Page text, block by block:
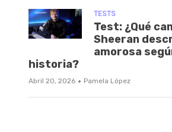
TESTS
Test: ¿Qué
Sheeran
amorosa
historia?
Abril 20, 2026 · Pamela López